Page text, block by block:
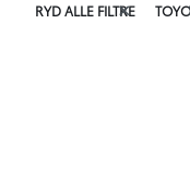
RYD ALLE FILTRE